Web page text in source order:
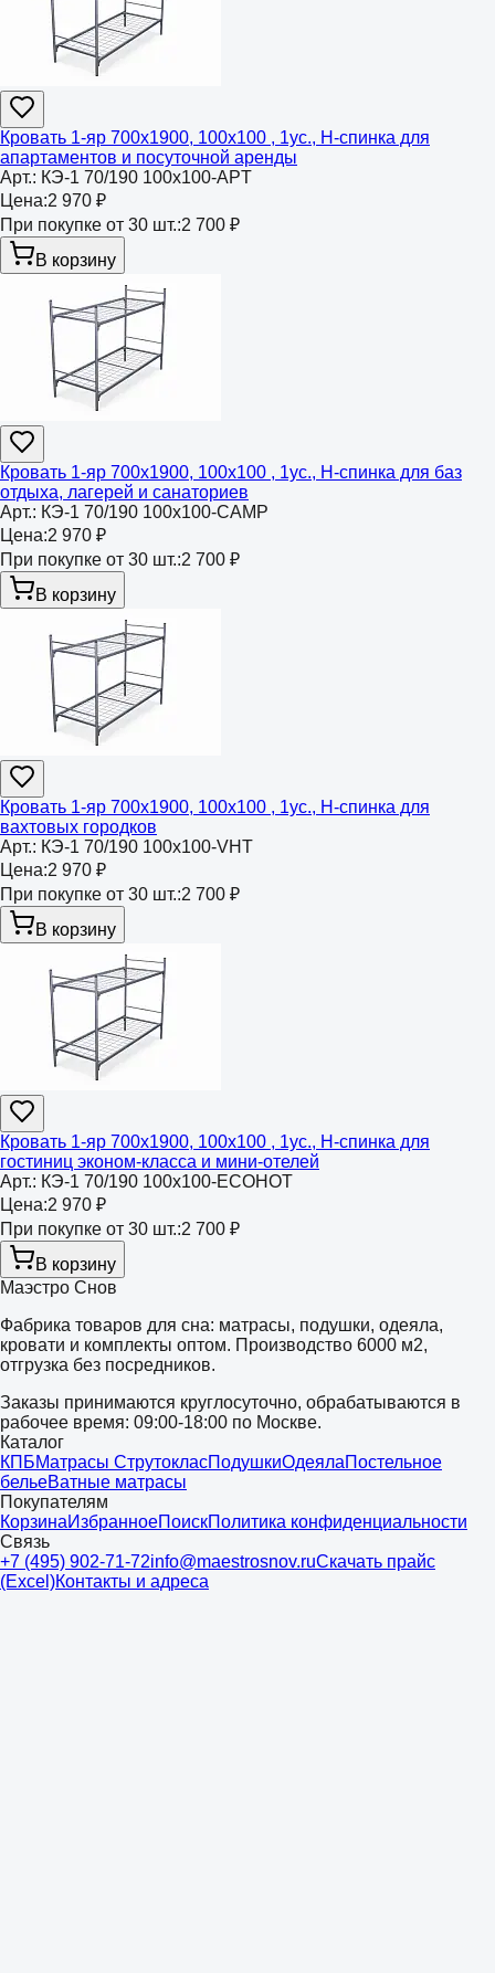
Кровать 1-яр 700х1900, 100х100 , 1ус., Н-спинка для
апартаментов и посуточной аренды
Арт.: КЭ-1 70/190 100х100-APT
Цена:2 970 ₽
При покупке от 30 шт.:2 700 ₽
В корзину
Кровать 1-яр 700х1900, 100х100 , 1ус., Н-спинка для баз
отдыха, лагерей и санаториев
Арт.: КЭ-1 70/190 100х100-CAMP
Цена:2 970 ₽
При покупке от 30 шт.:2 700 ₽
В корзину
Кровать 1-яр 700х1900, 100х100 , 1ус., Н-спинка для
вахтовых городков
Арт.: КЭ-1 70/190 100х100-VHT
Цена:2 970 ₽
При покупке от 30 шт.:2 700 ₽
В корзину
Кровать 1-яр 700х1900, 100х100 , 1ус., Н-спинка для
гостиниц эконом-класса и мини-отелей
Арт.: КЭ-1 70/190 100х100-ECOHOT
Цена:2 970 ₽
При покупке от 30 шт.:2 700 ₽
В корзину
Маэстро Снов
Фабрика товаров для сна: матрасы, подушки, одеяла,
кровати и комплекты оптом. Производство 6000 м2,
отгрузка без посредников.
Заказы принимаются круглосуточно, обрабатываются в
рабочее время: 09:00-18:00 по Москве.
Каталог
КПБМатрасы СтрутокласПодушкиОдеялаПостельное
бельеВатные матрасы
Покупателям
КорзинаИзбранноеПоискПолитика конфиденциальности
Связь
+7 (495) 902-71-72info@maestrosnov.ruСкачать прайс
(Excel)Контакты и адреса